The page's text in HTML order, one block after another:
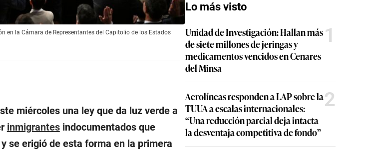
en la Cámara de Representantes del Capitolio de los Estados
miércoles una ley que da luz verde a
inmigrantesindocumentados que
se erigió de esta forma en la primera
Lo más visto
Unidad de Investigación: Hallan más
de siete millones de jeringas y
medicamentos vencidos en Cenares
del Minsa
1
Aerolíneas responden a LAP sobre la
TUUA a escalas internacionales:
“Una reducción parcial deja intacta
la desventaja competitiva de fondo”
2